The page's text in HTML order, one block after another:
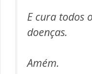
E cura todos
doenças.
Amém.